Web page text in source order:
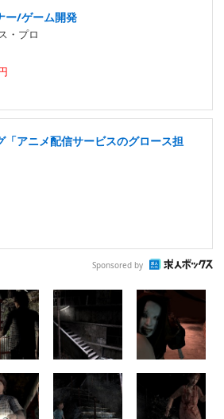
ー/ゲーム開発
・プロ
「アニメ配信サービスのグロース担
Sponsored by